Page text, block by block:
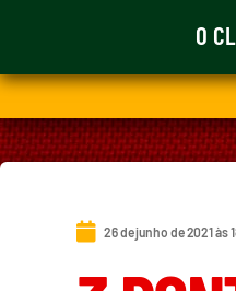
O
26 de junho de 2021 às